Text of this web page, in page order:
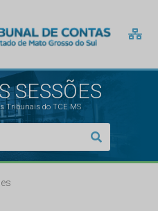
SESSÕES
Tribunais do TCE MS